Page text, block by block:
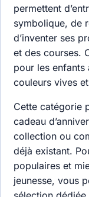
permettent
symbolique, de
d’inventer ses
et des courses.
pour les enfants
couleurs vives
Cette catégorie
cadeau
collection ou
déjà existant.
populaires et
jeunesse, vous